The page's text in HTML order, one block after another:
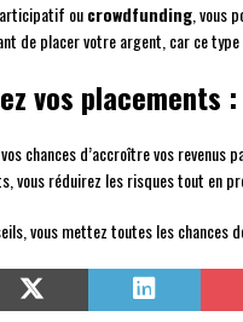
oucrowdfunding , vous
de placer votre argent, car ce
vos
chances d’accroître vos revenus
vous réduirez les risques tout en
vous mettez toutes les